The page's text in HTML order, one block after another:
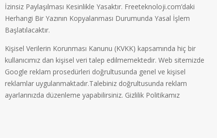
İzinsiz Paylaşılması Kesinlikle Yasaktır. Freeteknoloji.com’daki
Herhangi Bir Yazının Kopyalanması Durumunda Yasal İşlem
Başlatılacaktır.
Kişisel Verilerin Korunması Kanunu (KVKK) kapsamında hiç bir
kullanıcımız dan kişisel veri talep edilmemektedir. Web sitemizde
Google reklam prosedürleri doğrultusunda genel ve kişisel
reklamlar uygulanmaktadır.Talebiniz doğrultusunda reklam
ayarlarınızda düzenleme yapabilirsiniz. Gizlilik Politikamız